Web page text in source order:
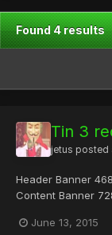
Found 4 results
Tin 3
jetus posted
Header Banner
Content Banner
Statistici:
June 13, 2015